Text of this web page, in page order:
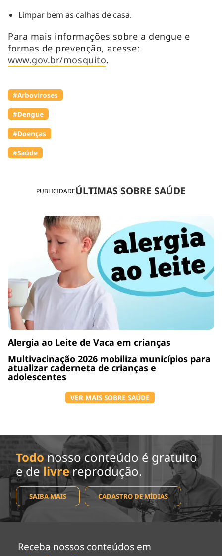
PUBLICIDADEÚLTIMAS SOBRE SAÚDE
Alergia ao Leite de Vaca em crianças
Multivacinação 2026 mobiliza municípios para
atualizar caderneta de crianças e
adolescentes
VER MAIS SOBRE SAÚDE
Limpar bem as calhas de casa.
Para mais informações sobre a dengue e
formas de prevenção, acesse:
www.gov.br/mosquito.
#Arboviroses
#Dengue
#Doenças
#Saúde
Todo nosso conteúdo é gratuito
e de livrereprodução.
SAIBA MAIS CADASTRO DE MÍDIAS
Receba nossos conteúdos em